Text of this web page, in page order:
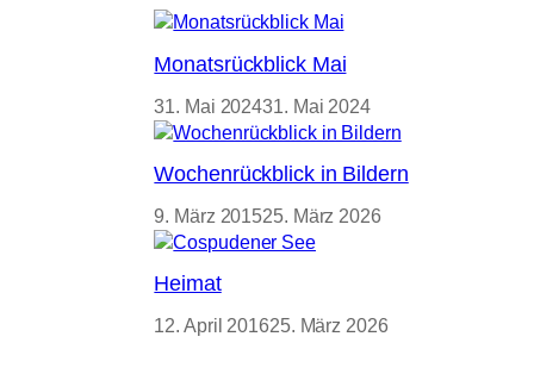
Monatsrückblick Mai
31. Mai 202431. Mai 2024
Wochenrückblick in Bildern
9. März 201525. März 2026
Heimat
12. April 201625. März 2026